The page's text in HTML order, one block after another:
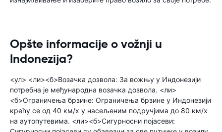
Opšte informacije o vožnji u
Indonezija?
<ул> <ли><б>Возачка дозвола: За вожњу у Индонезији
потребна је међународна возачка дозвола. <ли>
<б>Ограничења брзине: Ограничења брзине у Индонезији
крећу се од 40 км/х у насељеним подручјима до 80 км/х
на аутопутевима. <ли><б>Сигурносни појасеви: